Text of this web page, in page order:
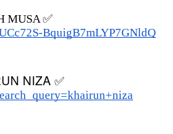
MUSA ✅
BquigB7mLYP7GNldQ
NIZA ✅